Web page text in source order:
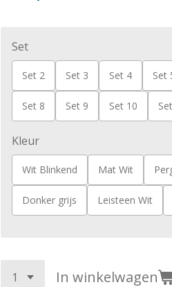
Set
Set 2 Set 3 Set 4 Set
Set 8 Set 9 Set 10
Kleur
Wit Blinkend Mat Wit
Donker grijs Leisteen Wit
In winkelwagen